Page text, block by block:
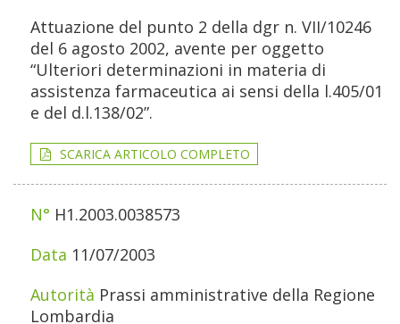
Attuazione del punto 2 della dgr n. VII/10246
del 6 agosto 2002, avente per oggetto
“Ulteriori determinazioni in materia di
assistenza farmaceutica ai sensi della l.405/01
e del d.l.138/02”.
SCARICA ARTICOLO COMPLETO
H1.2003.0038573
11/07/2003
Prassi amministrative della Regione
Lombardia